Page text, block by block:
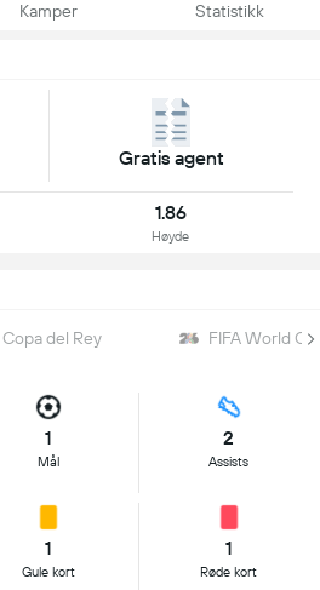
Kamper Statistikk
Gratis agent
1.86
Høyde
Copa del Rey FIFA World
1
Mål
2
Assists
1
Gule kort
1
Røde kort